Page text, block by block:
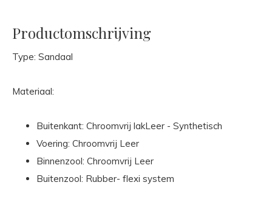
Productomschrijving
Type: Sandaal
Materiaal:
Buitenkant: Chroomvrij lakLeer - Synthetisch
Voering: Chroomvrij Leer
Binnenzool: Chroomvrij Leer
Buitenzool: Rubber- flexi system